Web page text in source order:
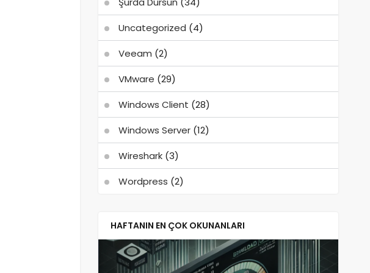
Uncategorized (4)
Veeam (2)
VMware (29)
Windows Client (28)
Windows Server(12)
Wireshark(3)
Wordpress (2)
HAFTANIN EN ÇOK OKUNANLARI